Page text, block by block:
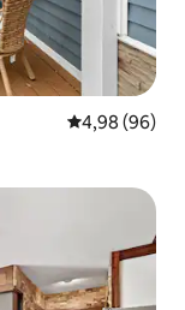
Évaluation
4,98 (96)